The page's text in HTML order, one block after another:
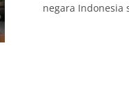
negara Indonesia